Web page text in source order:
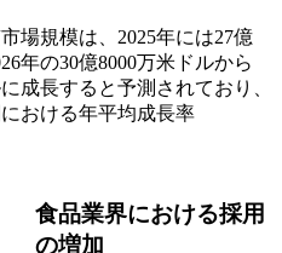
場規模は、2025年には27億
年の30億8000万米ドルから
成長すると予測されており、
おける年平均成長率
食品業界における採用
の増加